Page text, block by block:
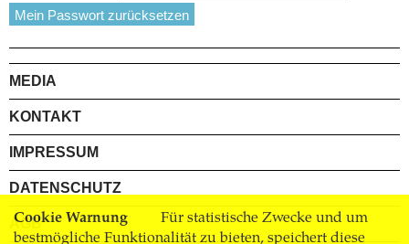
Cookie Warnung
Für statistische Zwecke und um
bestmögliche Funktionalität zu bieten, speichert diese
MEDIA
KONTAKT
IMPRESSUM
DATENSCHUTZ
AGB